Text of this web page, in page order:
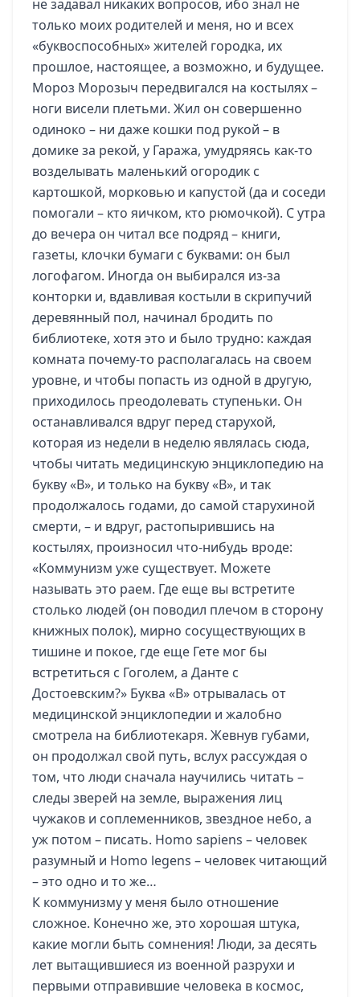
не задавал никаких вопросов, ибо знал не
только моих родителей и меня, но и всех
«буквоспособных» жителей городка, их
прошлое, настоящее, а возможно, и будущее.
Мороз Морозыч передвигался на костылях –
ноги висели плетьми. Жил он совершенно
одиноко – ни даже кошки под рукой – в
домике за рекой, у Гаража, умудряясь как-то
возделывать маленький огородик с
картошкой, морковью и капустой (да и соседи
помогали – кто яичком, кто рюмочкой). С утра
до вечера он читал все подряд – книги,
газеты, клочки бумаги с буквами: он был
логофагом. Иногда он выбирался из-за
конторки и, вдавливая костыли в скрипучий
деревянный пол, начинал бродить по
библиотеке, хотя это и было трудно: каждая
комната почему-то располагалась на своем
уровне, и чтобы попасть из одной в другую,
приходилось преодолевать ступеньки. Он
останавливался вдруг перед старухой,
которая из недели в неделю являлась сюда,
чтобы читать медицинскую энциклопедию на
букву «В», и только на букву «В», и так
продолжалось годами, до самой старухиной
смерти, – и вдруг, растопырившись на
костылях, произносил что-нибудь вроде:
«Коммунизм уже существует. Можете
называть это раем. Где еще вы встретите
столько людей (он поводил плечом в сторону
книжных полок), мирно сосуществующих в
тишине и покое, где еще Гете мог бы
встретиться с Гоголем, а Данте с
Достоевским?» Буква «В» отрывалась от
медицинской энциклопедии и жалобно
смотрела на библиотекаря. Жевнув губами,
он продолжал свой путь, вслух рассуждая о
том, что люди сначала научились читать –
следы зверей на земле, выражения лиц
чужаков и соплеменников, звездное небо, а
уж потом – писать. Homo sapiens – человек
разумный и Homo legens – человек читающий
– это одно и то же…
К коммунизму у меня было отношение
сложное. Конечно же, это хорошая штука,
какие могли быть сомнения! Люди, за десять
лет вытащившиеся из военной разрухи и
первыми отправившие человека в космос,